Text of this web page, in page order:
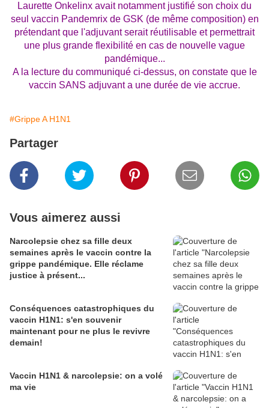
Laurette Onkelinx avait notamment justifié son choix du
seul vaccin Pandemrix de GSK (de même composition) en
prétendant que l'adjuvant serait réutilisable et permettrait
une plus grande flexibilité en cas de nouvelle vague
pandémique...
A la lecture du communiqué ci-dessus, on constate que le
vaccin SANS adjuvant a une durée de vie accrue.
#Grippe A H1N1
Partager
Vous aimerez aussi
Narcolepsie chez sa fille deux
semaines après le vaccin contre la
grippe pandémique. Elle réclame
justice à présent...
Conséquences catastrophiques du
vaccin H1N1: s'en souvenir
maintenant pour ne plus le revivre
demain!
Vaccin H1N1 & narcolepsie: on a volé
ma vie